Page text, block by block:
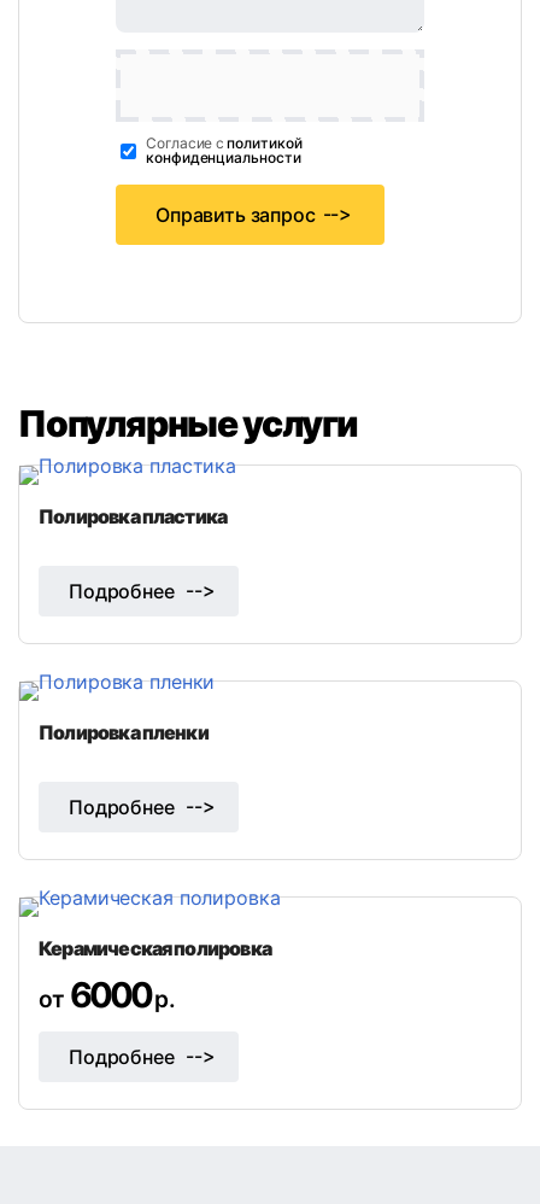
Cогласие сполитикой
конфиденциальности
Оправить запрос
Популярные услуги
Полировка пластика
Подробнее
Полировка пленки
Подробнее
Керамическая полировка
от 6000р.
Подробнее